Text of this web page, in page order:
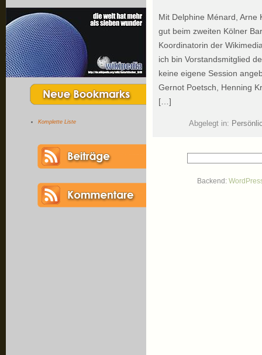
Komplette Liste
Mit Delphine Ménard, Arne
gut beim zweiten Kölner
Koordinatorin der
ich bin Vorstandsmitglied
keine eigene Session
Gernot Poetsch, Henning
[…]
Abgelegt in:
Backend: